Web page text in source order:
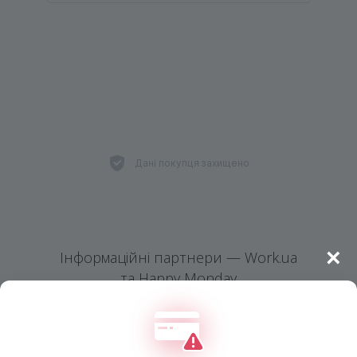
Дані покупця захищено
×
Інформаційні партнери — Work.ua
та Happy Monday